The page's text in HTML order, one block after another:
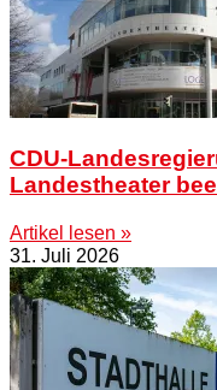
CDU-
Landestheater
Artikel lesen »
31. Juli 2026